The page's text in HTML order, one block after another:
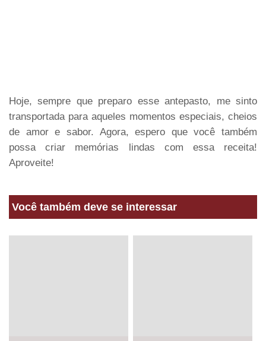
Hoje, sempre que preparo esse antepasto, me sinto
transportada para aqueles momentos especiais, cheios
de amor e sabor. Agora, espero que você também
possa criar memórias lindas com essa receita!
Aproveite!
Você também deve se interessar